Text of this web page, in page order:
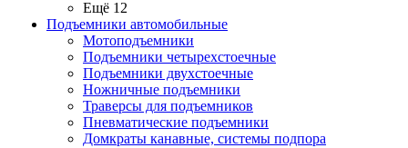
Ещё 12
Подъемники автомобильные
Мотоподъемники
Подъемники четырехстоечные
Подъемники двухстоечные
Ножничные подъемники
Траверсы для подъемников
Пневматические подъемники
Домкраты канавные, системы подпора